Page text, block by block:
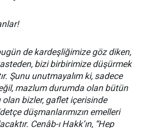
de kardeşliğimize göz diken,
bizi birbirimize düşürmek
Şunu unutmayalım ki, sadece
mazlum durumda olan bütün
olan bizler, gaflet içerisinde
düşmanlarımızın emelleri
Cenâb-ı Hakk’ın, “Hep